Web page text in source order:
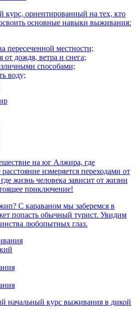
курс, ориентированный на тех, кто
основные навыки выживания:
пересеченной местности;
от дождя, ветра и снега;
способами;
воду;
на юг Алжира, где
измеряется переходами от
жизнь человека зависит от жизни
приключение!
С караваном мы заберемся в
попасть обычный турист. Увидим
любопытных глаз.
начальный курс выживания в дикой